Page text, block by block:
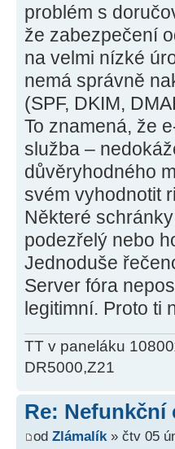
problém s
že zabezpečení
na velmi nízké
nemá správně
(SPF, DKIM,
To znamená, že
služba –
důvěryhodného
svém vyhodnotit
Některé
podezřelý nebo
Jednoduše
Server fóra
legitimní. Proto ti
TT v paneláku
DR5000,Z21
Re: Nefunkční
od Zlámalík » čtv 05